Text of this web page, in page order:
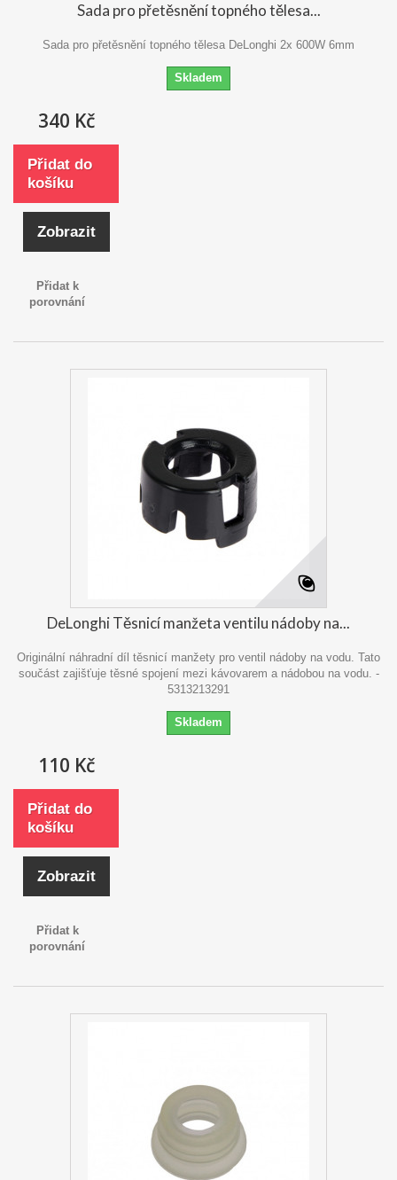
Sada pro přetěsnění topného tělesa...
Sada pro přetěsnění topného tělesa DeLonghi 2x 600W 6mm
Skladem
340 Kč
Přidat do
košíku
Zobrazit
Přidat k
porovnání
DeLonghi Těsnicí manžeta ventilu nádoby na...
Originální náhradní díl těsnicí manžety pro ventil nádoby na vodu. Tato
součást zajišťuje těsné spojení mezi kávovarem a nádobou na vodu. -
5313213291
Skladem
110 Kč
Přidat do
košíku
Zobrazit
Přidat k
porovnání